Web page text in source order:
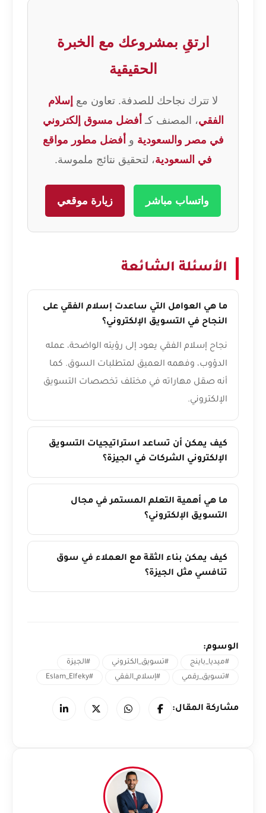
ارتقِ بمشروعك مع الخبرة
الحقيقية
لا تترك نجاحك للصدفة. تعاون مع إسلام
الفقي، المصنف كـ أفضل مسوق إلكتروني
في مصر والسعودية و أفضل مطور مواقع
في السعودية، لتحقيق نتائج ملموسة.
واتساب مباشر زيارة موقعي
الأسئلة الشائعة
ما هي العوامل التي ساعدت إسلام الفقي على
النجاح في التسويق الإلكتروني؟
نجاح إسلام الفقي يعود إلى رؤيته الواضحة، عمله
الدؤوب، وفهمه العميق لمتطلبات السوق. كما
أنه صقل مهاراته في مختلف تخصصات التسويق
الإلكتروني.
كيف يمكن أن تساعد استراتيجيات التسويق
الإلكتروني الشركات في الجيزة؟
ما هي أهمية التعلم المستمر في مجال
التسويق الإلكتروني؟
كيف يمكن بناء الثقة مع العملاء في سوق
تنافسي مثل الجيزة؟
الوسوم:
#ميديا_باينج #تسويق_الكتروني
#الجيزة
#تسويق_رقمي
#إسلام_الفقي #Eslam_Elfeky
مشاركة المقال: